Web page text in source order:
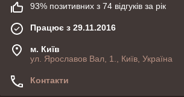
93% позитивних з 74 відгуків за рік
Працює з 29.11.2016
м. Київ
ул. Ярославов Вал, 1., Київ, Україна
Контакти